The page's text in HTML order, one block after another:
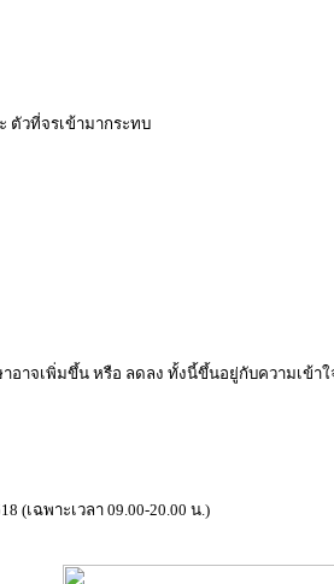
ตัวที่จรเข้ามากระทบ
าอาจเพิ่มขึ้น หรือ ลดลง ทั้งนี้ขึ้นอยู่กับความเข้า
(เฉพาะเวลา 09.00-20.00 น.)